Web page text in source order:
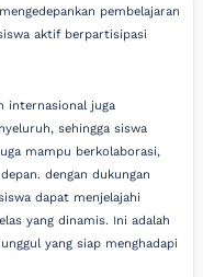
pembelajaran
aktif berpartisipasi
internasional juga
sehingga siswa
mampu berkolaborasi,
dengan dukungan
dapat menjelajahi
yang dinamis. Ini adalah
yang siap menghadapi